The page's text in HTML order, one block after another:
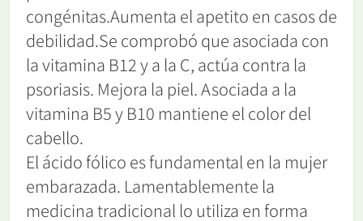
congénitas.Aumenta el apetito en casos de
debilidad.Se comprobó que asociada con
la vitamina B12 y a la C, actúa contra la
psoriasis. Mejora la piel. Asociada a la
vitamina B5 y B10 mantiene el color del
cabello.
El ácido fólico es fundamental en la mujer
embarazada. Lamentablemente la
medicina tradicional lo utiliza en forma